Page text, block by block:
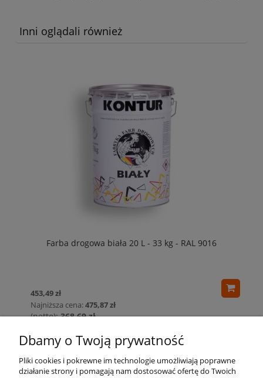
Inni oglądali również
Farba drogowa biała 20 L - 33 kg - RAL 9016
453,49 zł
Najniższa cena:475,87 zł
368,69 zł
Dbamy o Twoją prywatność
Pliki cookies i pokrewne im technologie umożliwiają poprawne
działanie strony i pomagają nam dostosować ofertę do Twoich